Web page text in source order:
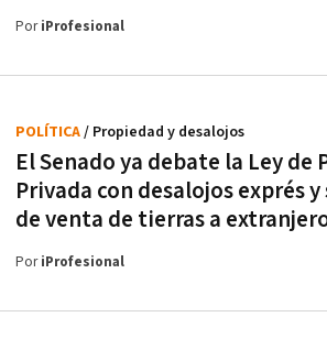
PoriProfesional
El Senado ya debate la Ley de
Privada con desalojos exprés
de venta de tierras a
POLÍTICA/ Propiedad y desalojos
PoriProfesional